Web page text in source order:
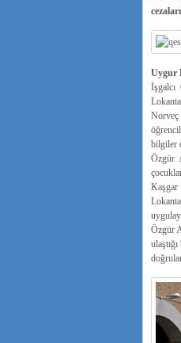
Uygur
bilgiler
Özgür
Özgür